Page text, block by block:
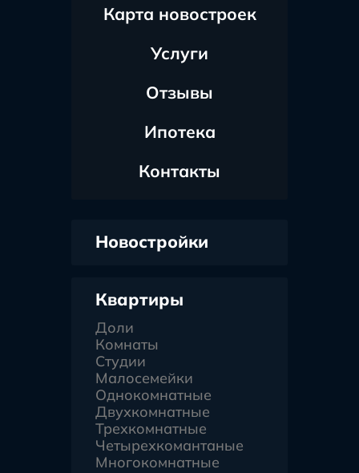
Карта новостроек
Услуги
Отзывы
Ипотека
Контакты
Новостройки
Квартиры
Доли
Комнаты
Студии
Малосемейки
Однокомнатные
Двухкомнатные
Трехкомнатные
Четырехкомантаные
Многокомнатные